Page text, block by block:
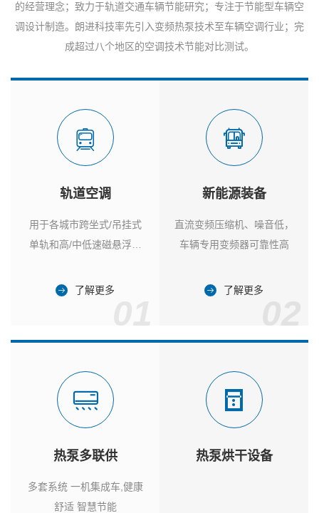
的经营理念；致力于轨道交通车辆节能研究；专注于节能型车辆空
调设计制造。朗进科技率先引入变频热泵技术至车辆空调行业；完
成超过八个地区的空调技术节能对比测试。
轨道空调
用于各城市跨坐式/吊挂式
单轨和高/中低速磁悬浮列
了解更多
新能源装备
直流变频压缩机、噪音低，
车辆专用变频器可靠性高
了解更多
热泵多联供
多套系统 一机集成车,健康
舒适 智慧节能
热泵烘干设备